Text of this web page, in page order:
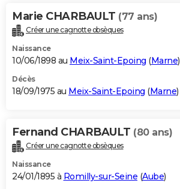
Marie CHARBAULT (77 ans)
Créer une cagnotte obsèques
Naissance
10/06/1898 au Meix-Saint-Epoing (Marne)
Décès
18/09/1975 au Meix-Saint-Epoing (Marne)
Fernand CHARBAULT (80 ans)
Créer une cagnotte obsèques
Naissance
24/01/1895 à Romilly-sur-Seine (Aube)